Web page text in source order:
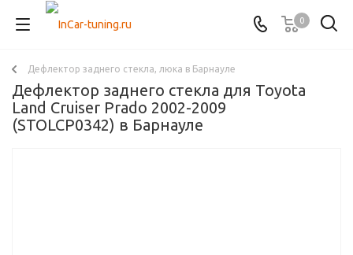
0
Дефлектор заднего стекла, люка в Барнауле
Дефлектор заднего стекла для Toyota
Land Cruiser Prado 2002-2009
(STOLCP0342) в Барнауле